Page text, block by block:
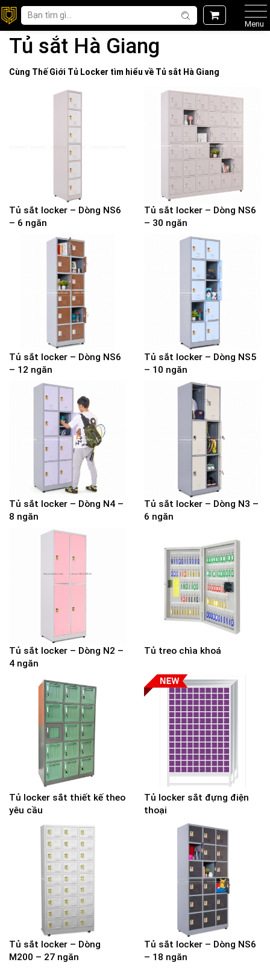
Menu
Tủ sắt Hà Giang
Cùng Thế Giới Tủ Locker tìm hiểu về Tủ sắt Hà Giang
Tủ sắt locker – Dòng NS6
– 6 ngăn
Tủ sắt locker – Dòng NS6
– 30 ngăn
Tủ sắt locker – Dòng NS6
– 12 ngăn
Tủ sắt locker – Dòng NS5
– 10 ngăn
Tủ sắt locker – Dòng N4 –
8 ngăn
Tủ sắt locker – Dòng N3 –
6 ngăn
Tủ sắt locker – Dòng N2 –
4 ngăn
Tủ treo chìa khoá
Tủ locker sắt thiết kế theo
yêu cầu
Tủ locker sắt đựng điện
thoại
Tủ sắt locker – Dòng
M200 – 27 ngăn
Tủ sắt locker – Dòng NS6
– 18 ngăn